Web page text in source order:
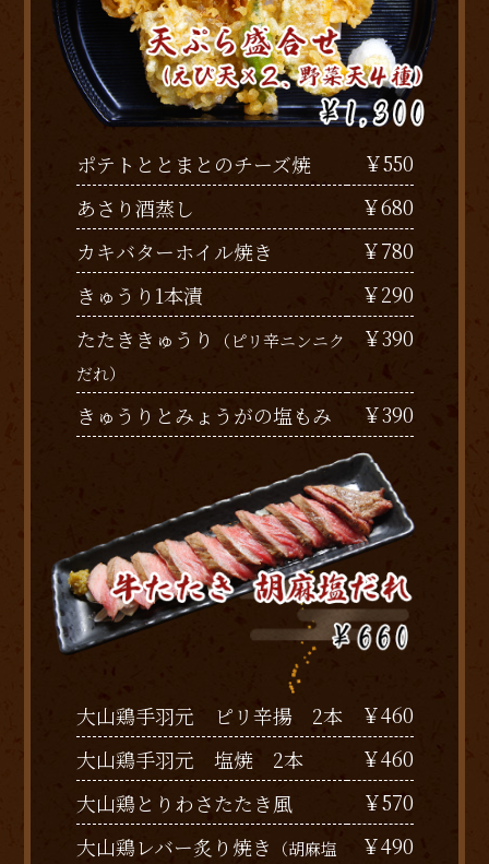
ポテトととまとのチーズ焼
￥550
あさり酒蒸し
￥680
カキバターホイル焼き
￥780
きゅうり1本漬
￥290
たたききゅうり
（ピリ辛ニンニク
だれ）
￥390
きゅうりとみょうがの塩もみ ￥390
大山鶏手羽元 ピリ辛揚 2本
￥460
大山鶏手羽元 塩焼 2本
￥460
大山鶏とりわさたたき風
￥570
大山鶏レバー炙り焼き
（胡麻塩
￥490